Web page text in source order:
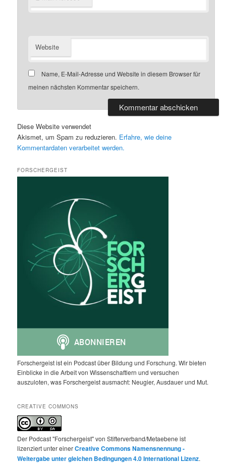
Website
Name, E-Mail-Adresse und Website in diesem Browser für
meinen nächsten Kommentar speichern.
Diese Website verwendet
Akismet, um Spam zu reduzieren. Erfahre, wie deine
Kommentardaten verarbeitet werden.
FORSCHERGEIST
Forschergeist ist ein Podcast über Bildung und Forschung. Wir bieten
Einblicke in die Arbeit von Wissenschaftlern und versuchen
auszuloten, was Forschergeist ausmacht: Neugier, Ausdauer und Mut.
CREATIVE COMMONS
Der Podcast "Forschergeist" von Stifterverband/Metaebene ist
lizenziert unter einerCreative Commons Namensnennung -
Weitergabe unter gleichen Bedingungen 4.0 International Lizenz.